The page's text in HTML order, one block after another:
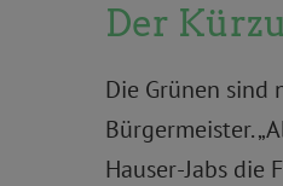
Der
Die Grünen
Bürgermeister.
Hauser-Jabs die